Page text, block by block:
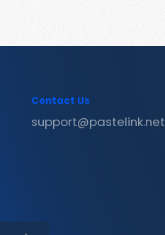
Contact Us
support@pastelink.net